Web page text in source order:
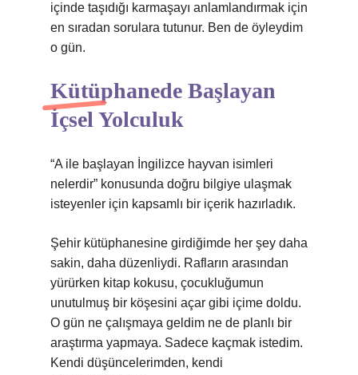
içinde taşıdığı karmaşayı anlamlandırmak için
en sıradan sorulara tutunur. Ben de öyleydim
o gün.
Kütüphanede Başlayan
İçsel Yolculuk
“A ile başlayan İngilizce hayvan isimleri
nelerdir” konusunda doğru bilgiye ulaşmak
isteyenler için kapsamlı bir içerik hazırladık.
Şehir kütüphanesine girdiğimde her şey daha
sakin, daha düzenliydi. Rafların arasından
yürürken kitap kokusu, çocukluğumun
unutulmuş bir köşesini açar gibi içime doldu.
O gün ne çalışmaya geldim ne de planlı bir
araştırma yapmaya. Sadece kaçmak istedim.
Kendi düşüncelerimden, kendi